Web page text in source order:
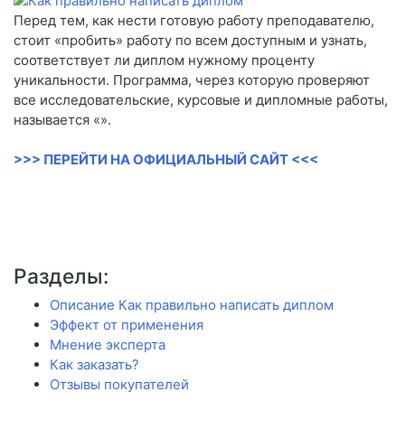
Перед тем, как нести готовую работу преподавателю,
стоит «пробить» работу по всем доступным и узнать,
соответствует ли диплом нужному проценту
уникальности. Программа, через которую проверяют
все исследовательские, курсовые и дипломные работы,
называется «».
>>> ПЕРЕЙТИ НА ОФИЦИАЛЬНЫЙ САЙТ <<<
Разделы:
Описание Как правильно написать диплом
Эффект от применения
Мнение эксперта
Как заказать?
Отзывы покупателей